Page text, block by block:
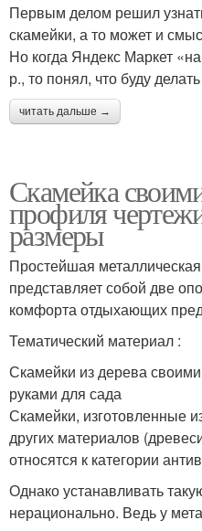
Первым делом решил
скамейки, а то может и
Но когда Яндекс Маркет
р., то понял, что буду
читать дальше →
Скамейка
профиля
размеры
Простейшая
представляет собой две
комфорта отдыхающих
Тематический материал :
Скамейки из дерева
руками для сада
Скамейки, изготовленные
других материалов
относятся к категории
Однако устанавливать
нерационально. Ведь у